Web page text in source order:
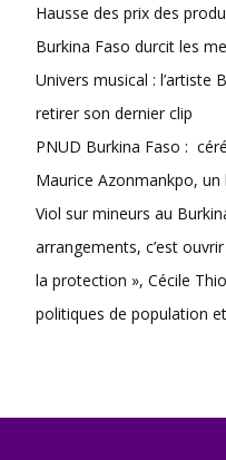
Hausse des prix des
Burkina Faso durcit les
Univers musical : l’artiste
retirer son dernier clip
PNUD Burkina Faso :
Maurice Azonmankpo, un
Viol sur mineurs au
arrangements, c’est
la protection », Cécile
politiques de population